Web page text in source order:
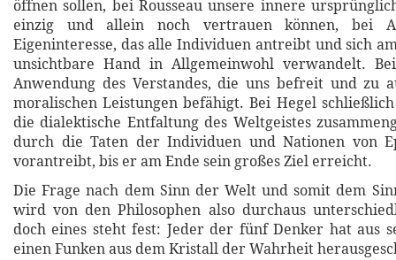
öffnen sollen, bei Rousseau unsere innere
einzig und allein noch vertrauen können, bei
Eigeninteresse, das alle Individuen antreibt und sich
unsichtbare Hand in Allgemeinwohl verwandelt.
Anwendung des Verstandes, die uns befreit und zu
moralischen Leistungen befähigt. Bei Hegel
die dialektische Entfaltung des Weltgeistes
durch die Taten der Individuen und Nationen von
vorantreibt, bis er am Ende sein großes Ziel erreicht.
Die Frage nach dem Sinn der Welt und somit dem
wird von den Philosophen also durchaus
doch eines steht fest: Jeder der fünf Denker hat aus
einen Funken aus dem Kristall der Wahrheit